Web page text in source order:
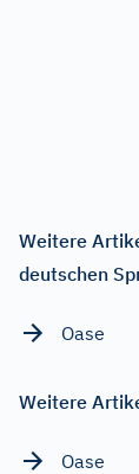
Weitere
deutschen
Oase
Weitere
Oase